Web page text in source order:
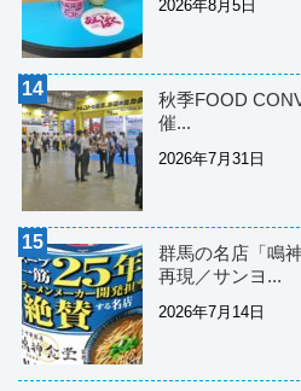
2026年8月5日
秋季FOOD
催...
2026年7月31日
群馬の名店「鳴
再現／サンヨ...
2026年7月14日